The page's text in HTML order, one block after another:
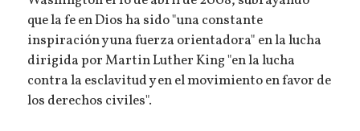
que la fe en Dios ha sido "una constante
inspiración y una fuerza orientadora" en la lucha
dirigida por Martin Luther King "en la lucha
contra la esclavitud y en el movimiento en favor de
los derechos civiles".